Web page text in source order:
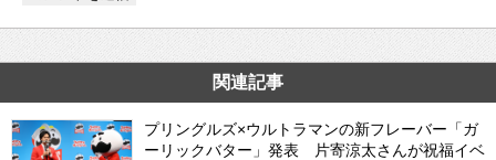
関連記事
プリングルズ×ウルトラマンの新フレーバー「ガ
ーリックバター」発表 片寄涼太さんが祝福イベ